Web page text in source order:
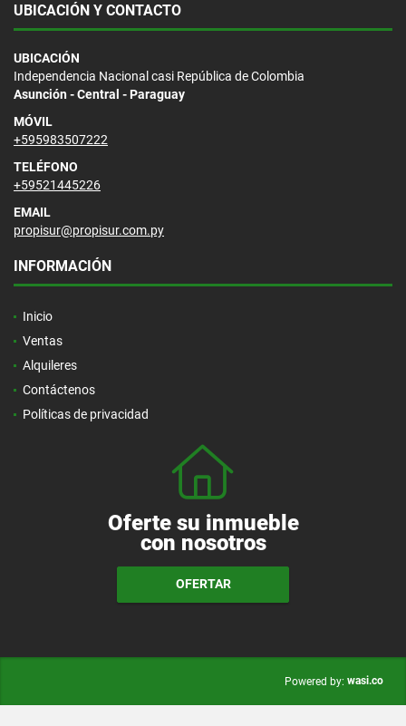
UBICACIÓN Y CONTACTO
UBICACIÓN
Independencia Nacional casi República de Colombia
Asunción - Central - Paraguay
MÓVIL
+595983507222
TELÉFONO
+59521445226
EMAIL
propisur@propisur.com.py
INFORMACIÓN
Inicio
Ventas
Alquileres
Contáctenos
Políticas de privacidad
Oferte su inmueble
con nosotros
OFERTAR
Powered by: wasi.co